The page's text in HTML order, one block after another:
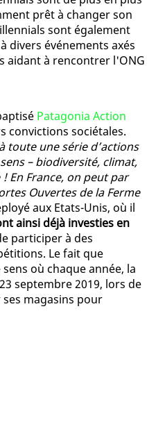
prêt à changer son
sont également
divers événements axés
aidant à rencontrer l'ONG
Patagonia Action
convictions sociétales.
toute une série d’actions
– biodiversité, climat,
En France, on peut par
Ouvertes de la Ferme
aux Etats-Unis, où il
ainsi déjà investies en
participer à des
Le fait que
où chaque année, la
septembre 2019, lors de
magasins pour